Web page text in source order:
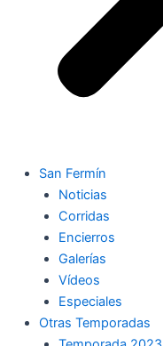
San Fermín
Noticias
Corridas
Encierros
Galerías
Vídeos
Especiales
Otras Temporadas